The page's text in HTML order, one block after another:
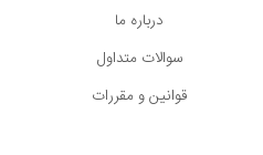
درباره ما
سوالات متداول
قوانین و مقررات